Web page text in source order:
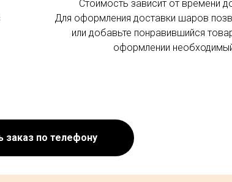
Стоимость зависит от времени
Для оформления доставки шаров
или добавьте понравившийся
оформлении
заказ по телефону